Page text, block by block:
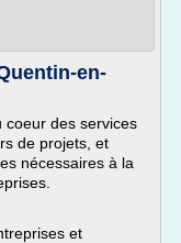
en-
coeur des services
de projets, et
nécessaires à la
et